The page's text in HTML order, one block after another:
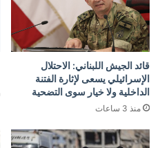
قائد الجيش اللبناني: الاحتلال
الإسرائيلي يسعى لإثارة الفتنة
الداخلية ولا خيار سوى التضحية
منذ 3 ساعات